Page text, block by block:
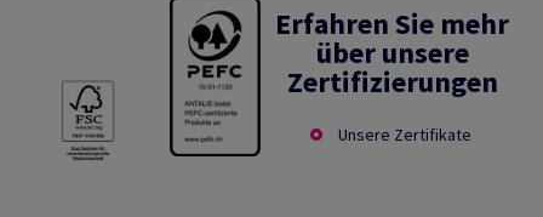
Erfahren Sie mehr
über unsere
Zertifizierungen
Unsere Zertifikate